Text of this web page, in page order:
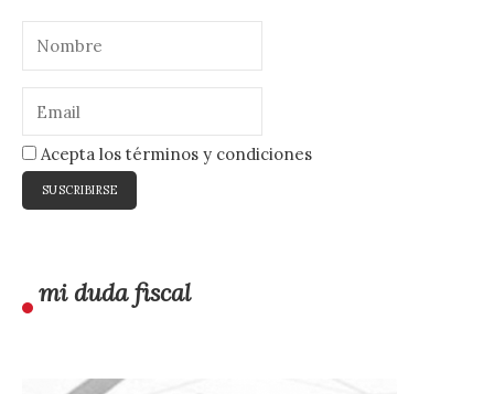
Acepta los términos y condiciones
mi duda fiscal